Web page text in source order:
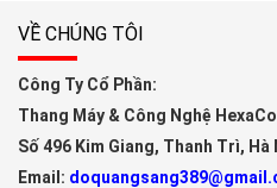
VỀ CHÚNG TÔI
Công Ty Cổ Phần:
Thang Máy & Công Nghệ
Số 496 Kim Giang, Thanh Trì, Hà
Email: